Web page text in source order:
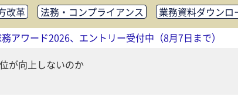
改革 法務・コンプライアンス
業務資料ダウンロ
社外・社内コミュニケーション活性化
FM・オフ
コスト削減 アウトソーシング・BPO
調査・レ
アワード2026、エントリー受付中（8月7日まで）
が向上しないのか